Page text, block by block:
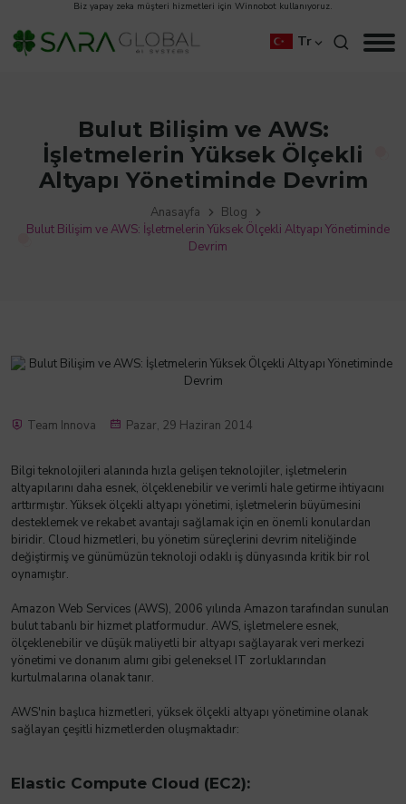
Biz yapay zeka müşteri hizmetleri için Winnobot kullanıyoruz.
Tr
Bulut Bilişim ve AWS:
İşletmelerin Yüksek Ölçekli
Altyapı Yönetiminde Devrim
Anasayfa
Blog
Bulut Bilişim ve AWS: İşletmelerin Yüksek Ölçekli Altyapı Yönetiminde
Devrim
Team Innova Pazar, 29 Haziran 2014
Bilgi teknolojileri alanında hızla gelişen teknolojiler, işletmelerin
altyapılarını daha esnek, ölçeklenebilir ve verimli hale getirme ihtiyacını
arttırmıştır. Yüksek ölçekli altyapı yönetimi, işletmelerin büyümesini
desteklemek ve rekabet avantajı sağlamak için en önemli konulardan
biridir. Cloud hizmetleri, bu yönetim süreçlerini devrim niteliğinde
değiştirmiş ve günümüzün teknoloji odaklı iş dünyasında kritik bir rol
oynamıştır.
Amazon Web Services (AWS), 2006 yılında Amazon tarafından sunulan
bulut tabanlı bir hizmet platformudur. AWS, işletmelere esnek,
ölçeklenebilir ve düşük maliyetli bir altyapı sağlayarak veri merkezi
yönetimi ve donanım alımı gibi geleneksel IT zorluklarından
kurtulmalarına olanak tanır.
AWS'nin başlıca hizmetleri, yüksek ölçekli altyapı yönetimine olanak
sağlayan çeşitli hizmetlerden oluşmaktadır:
Elastic Compute Cloud (EC2):